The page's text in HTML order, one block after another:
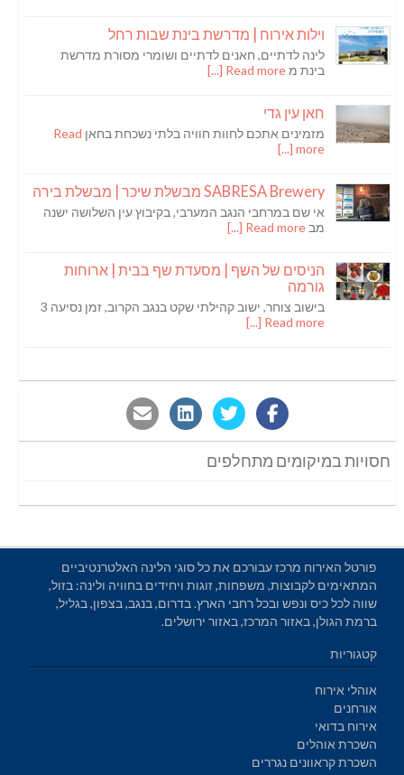
וילות אירוח | מדרשת בינת שבות רחל
לינה לדתיים, חאנים לדתיים ושומרי מסורת מדרשת
בינת מRead more [...]
חאן עין גדי
מזמינים אתכם לחוות חוויה בלתי נשכחת בחאן Read
more [...]
SABRESA Brewery מבשלת שיכר | מבשלת בירה
אי שם במרחבי הנגב המערבי, בקיבוץ עין השלושה ישנה
מב Read more [...]
הניסים של השף | מסעדת שף בבית | ארוחות
גורמה
בישוב צוחר, ישוב קהילתי שקט בנגב הקרוב, זמן נסיעה 3
Read more [...]
חסויות במיקומים מתחלפים
פורטל האירוח מרכז עבורכם את כל סוגי הלינה האלטרנטיביים
המתאימים לקבוצות, משפחות, זוגות ויחידים בחוויה ולינה: בזול,
שווה לכל כיס ונפש ובכל רחבי הארץ. בדרום, בנגב, בצפון, בגליל,
ברמת הגולן, באזור המרכז, באזור ירושלים.
קטגוריות
אוהלי אירוח
אורחנים
אירוח בדואי
השכרת אוהלים
השכרת קראוונים נגררים